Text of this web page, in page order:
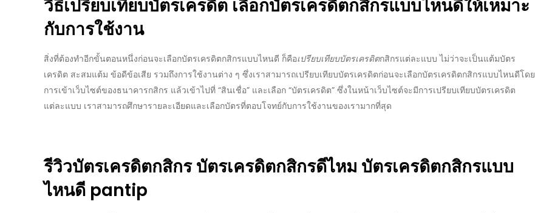
วิธีเปรียบเทียบบัตรเครดิต เลือกบัตรเครดิตกสิกรแบบไหนดีให้เหมาะ
กับการใช้งาน
สิ่งที่ต้องทำอีกขั้นตอนหนึ่งก่อนจะเลือกบัตรเครดิตกสิกรแบบไหนดี ก็คือเปรียบเทียบบัตรเครดิตกสิกรแต่ละแบบ ไม่ว่าจะเป็นแต้มบัตร
เครดิต สะสมแต้ม ข้อดีข้อเสีย รวมถึงการใช้งานต่าง ๆ ซึ่งเราสามารถเปรียบเทียบบัตรเครดิตก่อนจะเลือกบัตรเครดิตกสิกรแบบไหนดีโดย
การเข้าเว็บไซต์ของธนาคารกสิกร แล้วเข้าไปที่ “สินเชื่อ” และเลือก “บัตรเครดิต” ซึ่งในหน้าเว็บไซต์จะมีการเปรียบเทียบบัตรเครดิต
แต่ละแบบ เราสามารถศึกษารายละเอียดและเลือกบัตรที่ตอบโจทย์กับการใช้งานของเรามากที่สุด
รีวิวบัตรเครดิตกสิกร บัตรเครดิตกสิกรดีไหม บัตรเครดิตกสิกรแบบ
ไหนดี pantip